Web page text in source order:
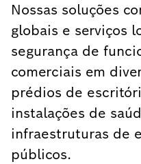
Nossas soluções
globais e serviços
segurança de
comerciais em
prédios de
instalações de
infraestruturas de
públicos.